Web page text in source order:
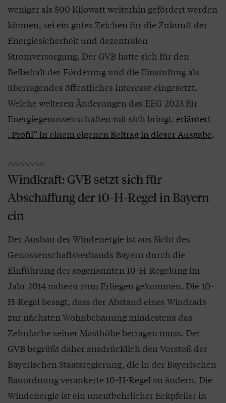
weniger als 500 Kilowatt weiterhin gefördert werden
können, sei ein gutes Zeichen für die Zukunft der
Energiesicherheit und dezentralen
Stromversorgung. Der GVB hatte sich für den
Beibehalt der Förderung und die Einstufung als
überragendes öffentliches Interesse eingesetzt.
Welche weiteren Änderungen das EEG 2023 für
Energiegenossenschaften mit sich bringt, erläutert
„Profil“ in einem eigenen Beitrag in dieser Ausgabe.
Windkraft: GVB setzt sich für
Abschaffung der 10-H-Regel in Bayern
ein
Der Ausbau der Windenergie ist aus Sicht des
Genossenschaftsverbands Bayern durch die
Einführung der sogenannten 10-H-Regelung im
Jahr 2014 nahezu zum Erliegen gekommen. Die 10-
H-Regel besagt, dass der Abstand eines Windrads
zur nächsten Wohnbebauung mindestens das
Zehnfache seiner Masthöhe betragen muss. Der
GVB begrüßt daher ausdrücklich den Vorstoß der
Bayerischen Staatsregierung, die in der Bayerischen
Bauordnung verankerte 10-H-Regel zu ändern. Die
Windenergie ist ein unentbehrlicher Eckpfeiler in